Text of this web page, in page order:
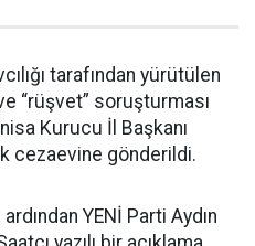
tarafından yürütülen
“rüşvet” soruşturması
Kurucu İl Başkanı
cezaevine gönderildi.
YENİ Parti Aydın